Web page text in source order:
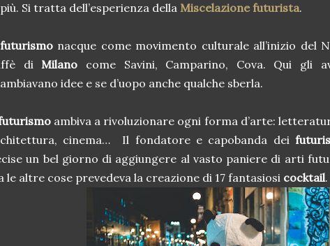
Si tratta dell’esperienza della Miscelazione futurista.
futurismo nacque come movimento culturale all’inizio del
diMilano come Savini, Camparino, Cova. Qui gli
idee e se d’uopo anche qualche sberla.
ambiva a rivoluzionare ogni forma d’arte:
cinema… Il fondatore e capobanda dei
un bel giorno di aggiungere al vasto paniere di arti
le altre cose prevedeva la creazione di 17 fantasiosi cocktail.